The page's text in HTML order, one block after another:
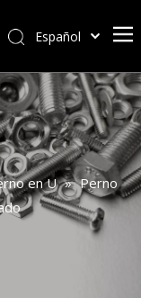
Español
हिन्दी
Italiano
Deutsch
Português
Pусский
Français
en U » Perno